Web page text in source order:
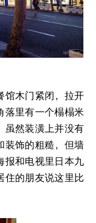
馆木门紧闭，拉开
落里有一个榻榻米
虽然装潢上并没有
装饰的粗糙，但墙
报和电视里日本九
住的朋友说这里比